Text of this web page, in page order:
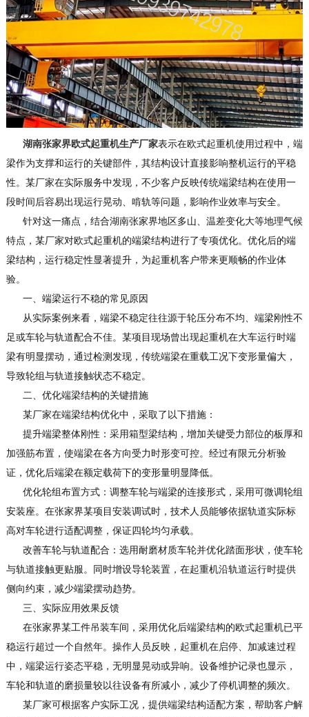
湖南张家界欧式起重机生产厂家表示在欧式起重机使用过程中，端
梁作为支撑和运行的关键部件，其结构设计直接影响整机运行的平稳
性。某厂家在实际服务中发现，不少客户反映传统端梁结构在使用一
段时间后容易出现运行晃动、啃轨等问题，影响作业效率与安全。
针对这一痛点，结合湖南张家界地区多山、温差变化大等地理气候
特点，某厂家对欧式起重机的端梁结构进行了专项优化。优化后的端
梁结构，运行稳定性显著提升，为起重机客户带来更顺畅的作业体
验。
一、端梁运行不稳的常见原因
从实际案例来看，端梁不稳定往往源于轮压分布不均、端梁刚性不
足或车轮与轨道配合不佳。某项目现场曾出现起重机在大车运行时端
梁有明显摆动，通过检测发现，传统端梁在重载工况下变形量偏大，
导致轮组与轨道接触状态不稳定。
二、优化端梁结构的关键措施
某厂家在端梁结构优化中，采取了以下措施：
提升端梁整体刚性：采用箱型梁结构，增加关键受力部位的板厚和
加强筋布置，使端梁在各方向受力时形变可控。经过有限元分析验
证，优化后端梁在额定载荷下的变形量明显降低。
优化轮组布置方式：调整车轮与端梁的连接形式，采用可微调轮组
安装座。在张家界某项目安装调试时，技术人员能够依据轨道实际标
高对车轮进行适配调整，保证四轮均匀承载。
改善车轮与轨道配合：选用耐磨材质车轮并优化踏面形状，使车轮
与轨道接触更贴服。同时增设导轮装置，在起重机沿轨道运行时提供
侧向约束，减少端梁摆动趋势。
三、实际应用效果反馈
在张家界某工件吊装车间，采用优化后端梁结构的欧式起重机已平
稳运行超过一个自然年。操作人员反映，起重机在启停、加减速过程
中，端梁运行姿态平稳，无明显晃动或异响。设备维护记录也显示，
车轮和轨道的磨损量较以往设备有所减小，减少了停机调整的频次。
某厂家可根据客户实际工况，提供端梁结构适配方案，帮助客户解